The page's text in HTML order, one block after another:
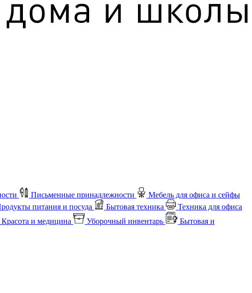
Письменные принадлежности
Мебель для офиса и сейфы
питания и посуда Бытовая техника
Техника для офиса
Красота и медицина Уборочный инвентарь
Бытовая и